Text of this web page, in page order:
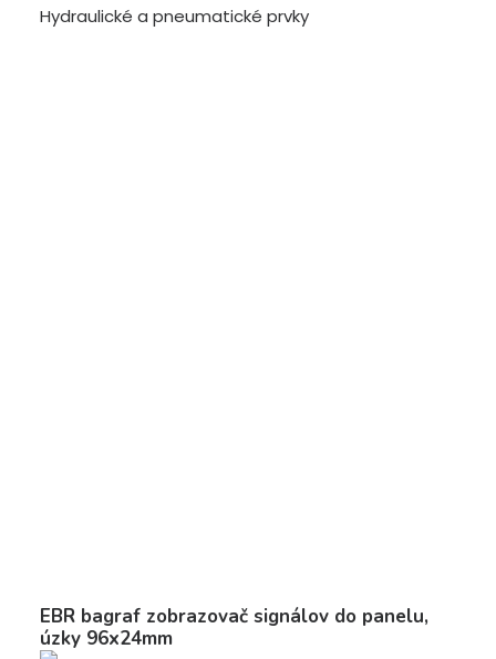
Hydraulické a pneumatické prvky
EBR bagraf zobrazovač signálov do panelu,
úzky 96x24mm